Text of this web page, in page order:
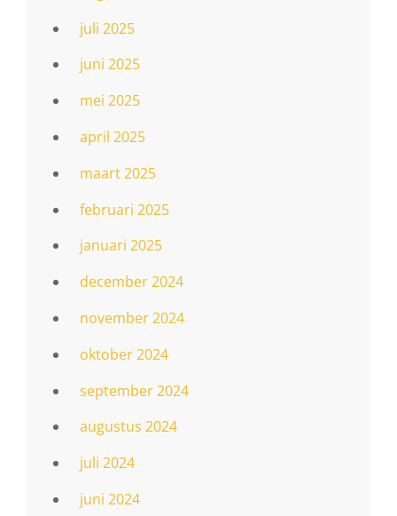
juli 2025
juni 2025
mei 2025
april 2025
maart 2025
februari 2025
januari 2025
december 2024
november 2024
oktober 2024
september 2024
augustus 2024
juli 2024
juni 2024